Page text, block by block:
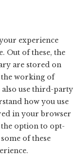
experience
Out of these, the
are stored on
the working of
also use third-party
how you use
in your browser
the option to opt-
of these